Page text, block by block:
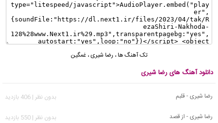
تک آهنگ ها، رضا شیری، غمگین
دانلود آهنگ های رضا شیری
رضا شیری - قلبم
بدون نظر | 406 بازدید
رضا شیری - از قصد
بدون نظر | 550 بازدید